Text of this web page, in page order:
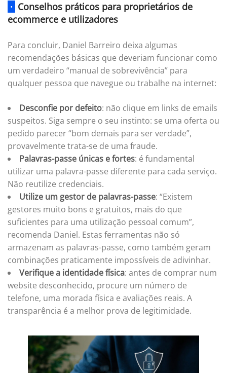
· Conselhos práticos para proprietários de
ecommerce e utilizadores
Para concluir, Daniel Barreiro deixa algumas
recomendações básicas que deveriam funcionar como
um verdadeiro “manual de sobrevivência” para
qualquer pessoa que navegue ou trabalhe na internet:
Desconfie por defeito: não clique em links de emails
suspeitos. Siga sempre o seu instinto: se uma oferta ou
pedido parecer “bom demais para ser verdade”,
provavelmente trata-se de uma fraude.
Palavras-passe únicas e fortes: é fundamental
utilizar uma palavra-passe diferente para cada serviço.
Não reutilize credenciais.
Utilize um gestor de palavras-passe: “Existem
gestores muito bons e gratuitos, mais do que
suficientes para uma utilização pessoal comum”,
recomenda Daniel. Estas ferramentas não só
armazenam as palavras-passe, como também geram
combinações praticamente impossíveis de adivinhar.
Verifique a identidade física: antes de comprar num
website desconhecido, procure um número de
telefone, uma morada física e avaliações reais. A
transparência é a melhor prova de legitimidade.